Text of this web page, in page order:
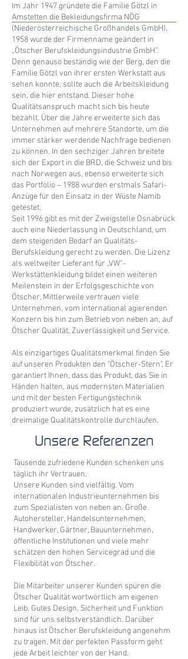
Im Jahr 1947 gründete die Familie Götzl in
Amstetten die Bekleidungsfirma NÖG
(Niederösterreichische Großhandels GmbH).
1958 wurde der Firmenname geändert in
„Ötscher Berufskleidungsindustrie GmbH”.
Denn genauso beständig wie der Berg, den die
Familie Götzl von ihrer ersten Werkstatt aus
sehen konnte, sollte auch die Arbeitskleidung
sein, die hier entstand. Dieser hohe
Qualitätsanspruch macht sich bis heute
bezahlt. Über die Jahre erweiterte sich das
Unternehmen auf mehrere Standorte, um die
immer stärker werdende Nachfrage bedienen
zu können. In den sechziger Jahren breitete
sich der Export in die BRD, die Schweiz und bis
nach Norwegen aus, ebenso erweiterte sich
das Portfolio – 1988 wurden erstmals Safari-
Anzüge für den Einsatz in der Wüste Namib
getestet.
Seit 1996 gibt es mit der Zweigstelle Osnabrück
auch eine Niederlassung in Deutschland, um
dem steigenden Bedarf an Qualitäts-
Berufskleidung gerecht zu werden. Die Lizenz
als weltweiter Lieferant für „VW“-
Werkstättenkleidung bildet einen weiteren
Meilenstein in der Erfolgsgeschichte von
Ötscher. Mittlerweile vertrauen viele
Unternehmen, vom international agierenden
Konzern bis hin zum Betrieb von neben an, auf
Ötscher Qualität, Zuverlässigkeit und Service.
Als einzigartiges Qualitätsmerkmal finden Sie
auf unseren Produkten den "Ötscher-Stern". Er
garantiert Ihnen, dass das Produkt, das Sie in
Händen halten, aus modernsten Materialien
und mit der besten Fertigungstechnik
produziert wurde, zusätzlich hat es eine
dreimalige Qualitätskontrolle durchlaufen.
Unsere Referenzen
Tausende zufriedene Kunden schenken uns
täglich ihr Vertrauen.
Unsere Kunden sind vielfältig. Vom
internationalen Industrieunternehmen bis
zum Spezialisten von neben an. Große
Autohersteller, Handelsunternehmen,
Handwerker, Gärtner, Bauunternehmen,
öffentliche Institutionen und viele mehr
schätzen den hohen Servicegrad und die
Flexibilität von Ötscher.
Die Mitarbeiter unserer Kunden spüren die
Ötscher Qualität wortwörtlich am eigenen
Leib. Gutes Design, Sicherheit und Funktion
sind für uns selbstverständlich. Darüber
hinaus ist Ötscher Berufskleidung angenehm
zu tragen. Mit der perfekten Passform geht
jede Arbeit leichter von der Hand.